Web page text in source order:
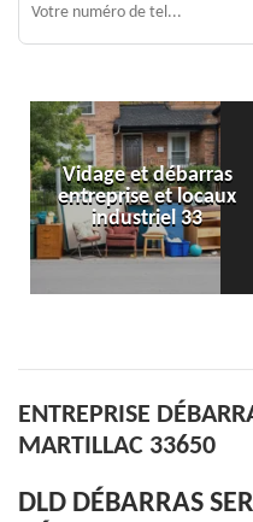
Entreprise de
33
ENTREPRISE
MARTILLAC 33650
DLD DÉBARRAS